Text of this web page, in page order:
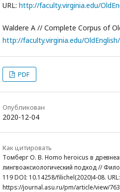
URL: http://faculty.virginia.edu/
Waldere A // Сomplete Corpus of
http://faculty.virginia.edu/
PDF
Опубликован
2020-12-04
Как цитировать
Томберг О. В. Homo heroicus в
лингвоаксиологический подход //
119 DOI: 10.14258/filichel(2020)4-08. URL:
https://journal.asu.ru/pm/article/view/